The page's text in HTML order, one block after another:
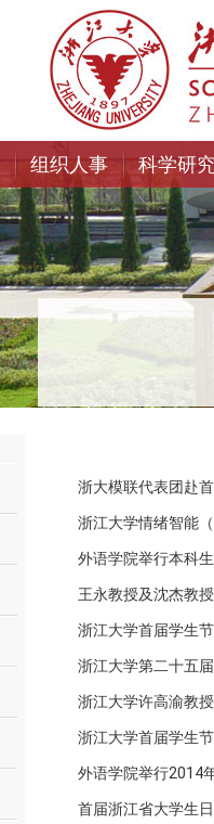
组织人事 科学研
浙大模联代表团赴
浙江大学情绪智能
外语学院举行本科
王永教授及沈杰教
浙江大学首届学生
浙江大学第二十五
浙江大学许高渝教
浙江大学首届学生
外语学院举行2014
首届浙江省大学生